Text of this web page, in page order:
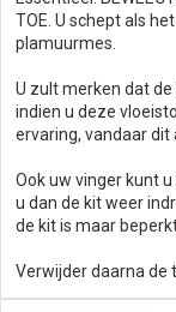
TOE. U schept als
plamuurmes.
U zult merken dat
indien u deze
ervaring, vandaar dit
Ook uw vinger kunt
u dan de kit weer
de kit is maar
Verwijder daarna de